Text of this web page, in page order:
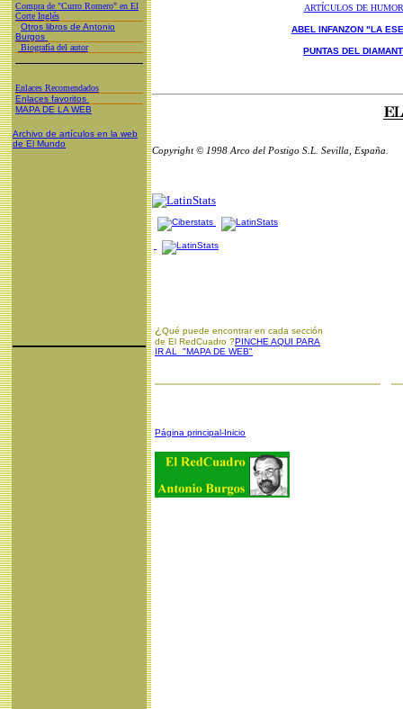
Compra de "Curro Romero" en El
Corte Inglés
Otros libros de Antonio
Burgos
Biografía del autor
Enlaces Recomendados
Enlaces favoritos
MAPA DE LA WEB
Archivo de artículos en la web
de El Mundo
ARTÍCULOS DE HUMOR
ABEL INFANZON "LA
PUNTAS DEL
Copyright © 1998 Arco del Postigo S.L. Sevilla, España.
¿ Qué puede encontrar en cada sección
de El RedCuadro ?PINCHE AQUI PARA
IR AL "MAPA DE WEB"
Página principal-Inicio